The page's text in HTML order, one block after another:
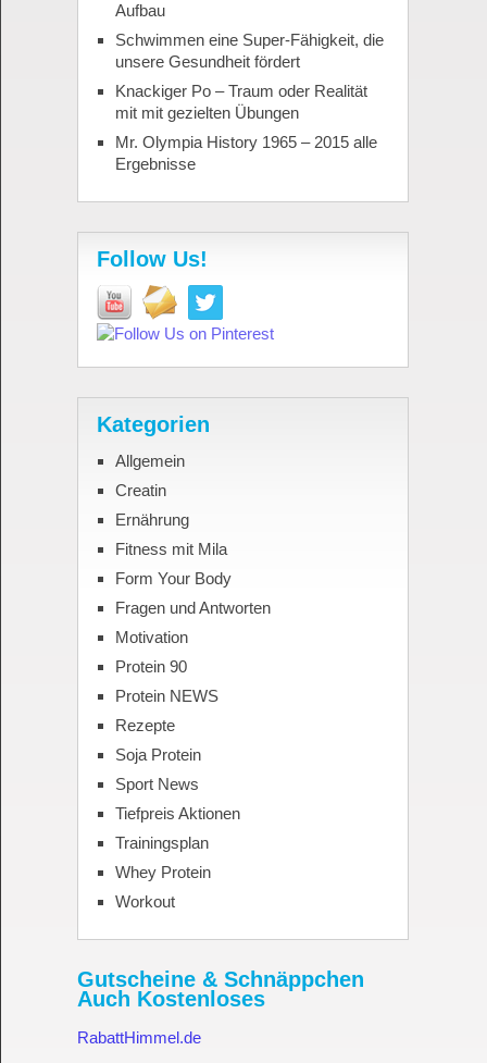
Aufbau
Schwimmen eine Super-Fähigkeit, die
unsere Gesundheit fördert
Knackiger Po – Traum oder Realität
mit mit gezielten Übungen
Mr. Olympia History 1965 – 2015 alle
Ergebnisse
Follow Us!
Kategorien
Allgemein
Creatin
Ernährung
Fitness mit Mila
Form Your Body
Fragen und Antworten
Motivation
Protein 90
Protein NEWS
Rezepte
Soja Protein
Sport News
Tiefpreis Aktionen
Trainingsplan
Whey Protein
Workout
Gutscheine & Schnäppchen
Auch Kostenloses
RabattHimmel.de